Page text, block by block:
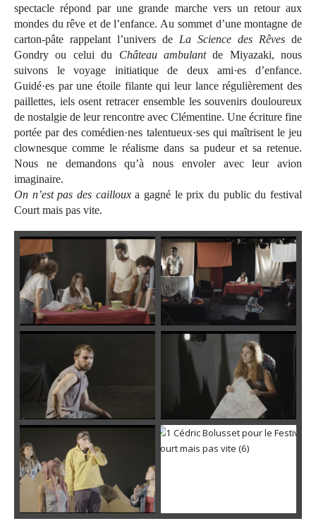
spectacle répond par une grande marche vers un retour aux
mondes du rêve et de l’enfance. Au sommet d’une montagne de
carton-pâte rappelant l’univers de La Science des Rêves de
Gondry ou celui du Château ambulantde Miyazaki, nous
suivons le voyage initiatique de deux ami·es d’enfance.
Guidé·es par une étoile filante qui leur lance régulièrement des
paillettes, iels osent retracer ensemble les souvenirs douloureux
de nostalgie de leur rencontre avec Clémentine. Une écriture fine
portée par des comédien·nes talentueux·ses qui maîtrisent le jeu
clownesque comme le réalisme dans sa pudeur et sa retenue.
Nous ne demandons qu’à nous envoler avec leur avion
imaginaire.
On n’est pas des caillouxa gagné le prix du public du festival
Court mais pas vite.